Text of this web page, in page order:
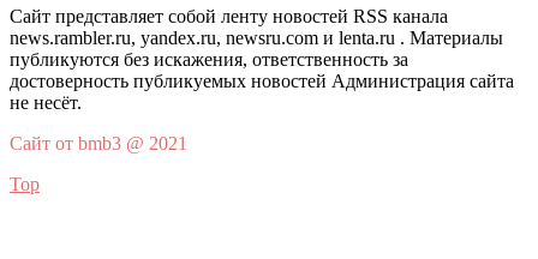
Сайт представляет собой ленту новостей RSS канала
news.rambler.ru, yandex.ru, newsru.com и lenta.ru . Материалы
публикуются без искажения, ответственность за
достоверность публикуемых новостей Администрация сайта
не несёт.
Сайт от bmb3 @ 2021
Top